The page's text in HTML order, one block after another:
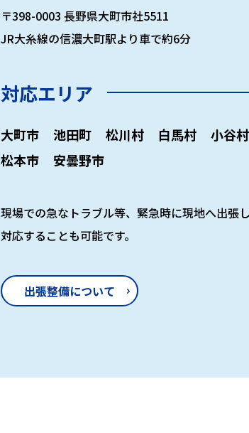
〒398-0003 長野県大町市社5511
JR大糸線の信濃大町駅より車で約6分
対応エリア
大町市 池田町 松川村 白馬村
小谷村
松本市
安曇野市
現場での急なトラブル等、緊急時に現地へ出張
対応することも可能です。
出張整備について